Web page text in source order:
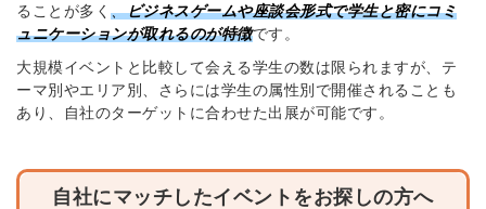
ることが多く 、ビジネスゲームや座談会形式で学生と密にコミ
ュニケーションが取れるのが特徴です。
大規模イベントと比較して会える学生の数は限られますが、テ
ーマ別やエリア別、さらには学生の属性別で開催されることも
あり、自社のターゲットに合わせた出展が可能です。
自社にマッチしたイベントをお探しの方へ